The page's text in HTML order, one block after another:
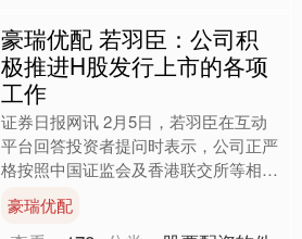
豪瑞优配 若羽臣：公司积
极推进H股发行上市的各项
工作
证券日报网讯 2月5日，若羽臣在互动
平台回答投资者提问时表示，公司正严
格按照中国证监会及香港联交所等相关
规定，积极推进H股发行上市的各项工
作。目前，相关工作正在....
豪瑞优配